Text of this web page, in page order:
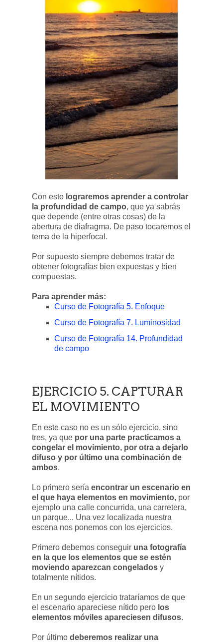
Con esto lograremos aprender a controlar
la profundidad de campo, que ya sabrás
que depende (entre otras cosas) de la
abertura de diafragma. De paso tocaremos el
tema de la hiperfocal.
Por supuesto siempre debemos tratar de
obtener fotografías bien expuestas y bien
compuestas.
Para aprender más:
Curso de Fotografía 5. Enfoque
Curso de Fotografía 7. Luminosidad
Curso de Fotografía 14. Profundidad
de campo
EJERCICIO 5. CAPTURAR
EL MOVIMIENTO
En este caso no es un sólo ejercicio, sino
tres, ya que por una parte practicamos a
congelar el movimiento, por otra a dejarlo
difuso y por último una combinación de
ambos.
Lo primero sería encontrar un escenario en
el que haya elementos en movimiento, por
ejemplo una calle concurrida, una carretera,
un parque... Una vez localizada nuestra
escena nos ponemos con los ejercicios.
Primero debemos conseguir una fotografía
en la que los elementos que se estén
moviendo aparezcan congelados y
totalmente nítidos.
En un segundo ejercicio trataríamos de que
el escenario apareciese nítido pero los
elementos móviles apareciesen difusos.
Por último deberemos realizar una